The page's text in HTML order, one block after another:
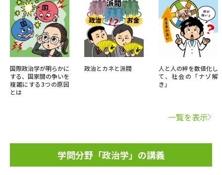
国際政治学が明らかに
する、国家間の争いを
複雑にする3つの原因
とは
政治とカネと派閥
人と人の絆を数値化し
て、社会の「ナゾ解
き」
一覧を表示
学問分野「政治学」の講義